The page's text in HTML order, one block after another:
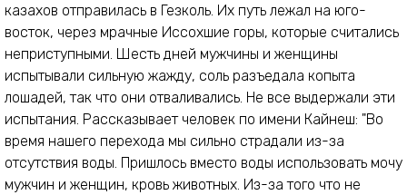
казахов отправилась в Гезколь. Их путь лежал на юго-
восток, через мрачные Иссохшие горы, которые считались
неприступными. Шесть дней мужчины и женщины
испытывали сильную жажду, соль разъедала копыта
лошадей, так что они отваливались. Не все выдержали эти
испытания. Рассказывает человек по имени Кайнеш: "Во
время нашего перехода мы сильно страдали из-за
отсутствия воды. Пришлось вместо воды использовать мочу
мужчин и женщин, кровь животных. Из-за того что не